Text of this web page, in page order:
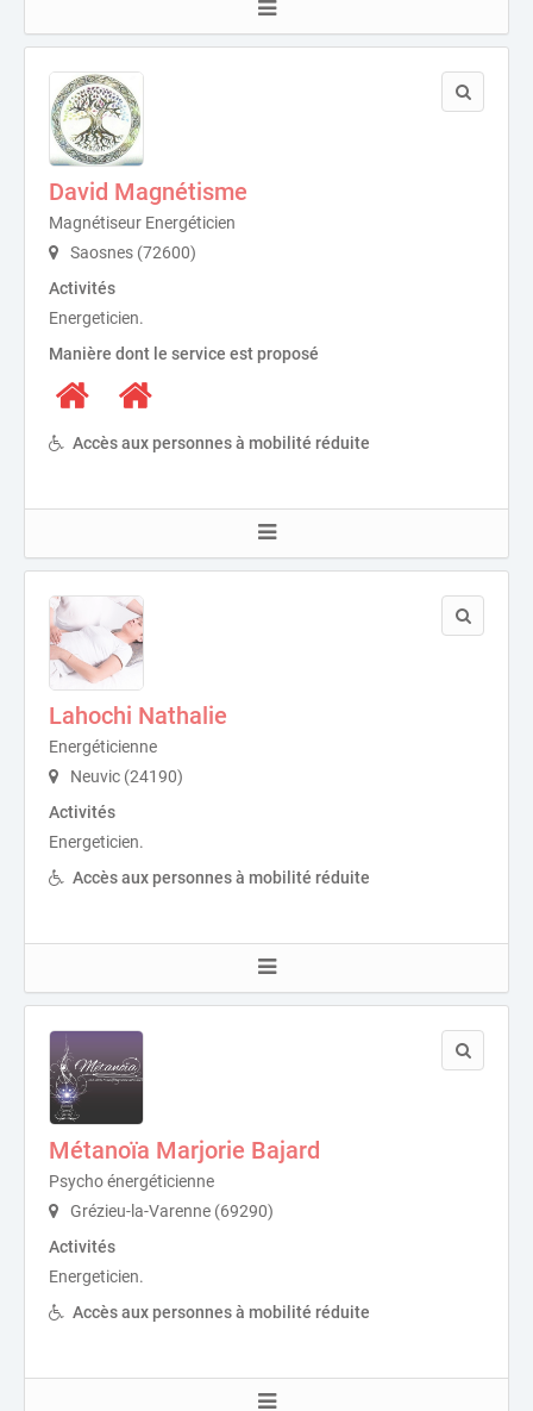
David Magnétisme
Magnétiseur Energéticien
Saosnes (72600)
Activités
Energeticien.
Manière dont le service est proposé
Accès aux personnes à mobilité réduite
Lahochi Nathalie
Energéticienne
Neuvic (24190)
Activités
Energeticien.
Accès aux personnes à mobilité réduite
Métanoïa Marjorie Bajard
Psycho énergéticienne
Grézieu-la-Varenne (69290)
Activités
Energeticien.
Accès aux personnes à mobilité réduite